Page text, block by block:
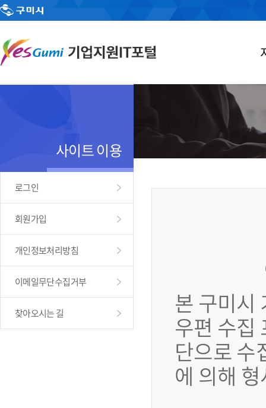
사이트 이용
로그인
회원가입
개인정보처리방침
이메일무단수집거부
찾아오시는 길 본 구미시
우편 수집
단으로 수
에 의해